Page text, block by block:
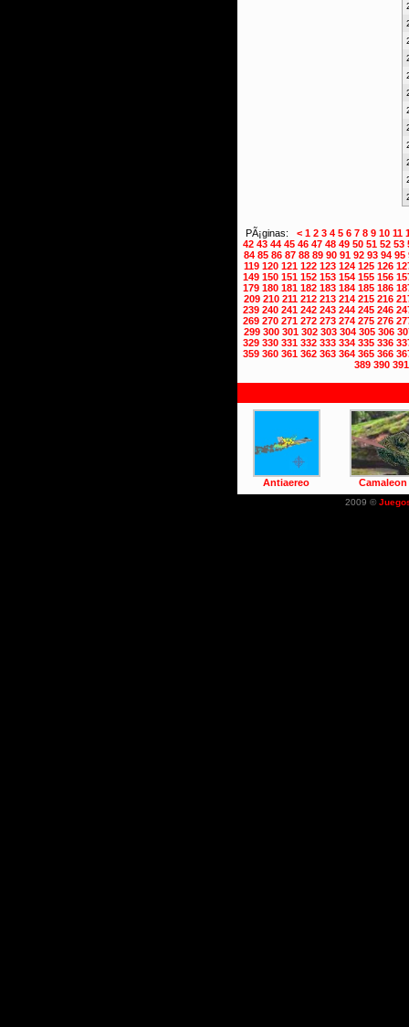
PÃ¡ginas: < 1 2 3 4 5 6 7 8 9 10 11
42 43 44 45 46 47 48 49 50 51 52 53
84 85 86 87 88 89 90 91 92 93 94 95
119 120 121 122 123 124 125 126
149 150 151 152 153 154 155 156
179 180 181 182 183 184 185 186
209 210 211 212 213 214 215 216
239 240 241 242 243 244 245 246
269 270 271 272 273 274 275 276
299 300 301 302 303 304 305 306
329 330 331 332 333 334 335 336
359 360 361 362 363 364 365 366
389 390 391
Antiaereo Camaleon
2009 ©